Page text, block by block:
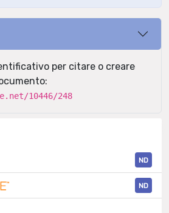
per citare o creare
10446/248
ND
ND